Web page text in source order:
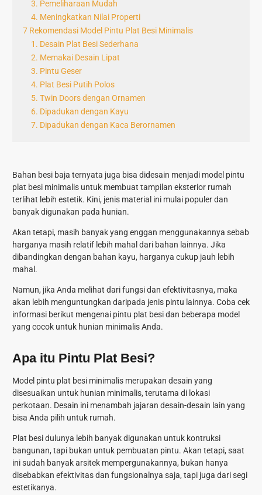
3. Pemeliharaan Mudah
4. Meningkatkan Nilai Properti
7 Rekomendasi Model Pintu Plat Besi Minimalis
1. Desain Plat Besi Sederhana
2. Memakai Desain Lipat
3. Pintu Geser
4. Plat Besi Putih Polos
5. Twin Doors dengan Ornamen
6. Dipadukan dengan Kayu
7. Dipadukan dengan Kaca Berornamen
Bahan besi baja ternyata juga bisa didesain menjadi model pintu
plat besi minimalis untuk membuat tampilan eksterior rumah
terlihat lebih estetik. Kini, jenis material ini mulai populer dan
banyak digunakan pada hunian.
Akan tetapi, masih banyak yang enggan menggunakannya sebab
harganya masih relatif lebih mahal dari bahan lainnya. Jika
dibandingkan dengan bahan kayu, harganya cukup jauh lebih
mahal.
Namun, jika Anda melihat dari fungsi dan efektivitasnya, maka
akan lebih menguntungkan daripada jenis pintu lainnya. Coba cek
informasi berikut mengenai pintu plat besi dan beberapa model
yang cocok untuk hunian minimalis Anda.
Apa itu Pintu Plat Besi?
Model pintu plat besi minimalis merupakan desain yang
disesuaikan untuk hunian minimalis, terutama di lokasi
perkotaan. Desain ini menambah jajaran desain-desain lain yang
bisa Anda pilih untuk rumah.
Plat besi dulunya lebih banyak digunakan untuk kontruksi
bangunan, tapi bukan untuk pembuatan pintu. Akan tetapi, saat
ini sudah banyak arsitek mempergunakannya, bukan hanya
disebabkan efektivitas dan fungsionalnya saja, tapi juga dari segi
estetikanya.